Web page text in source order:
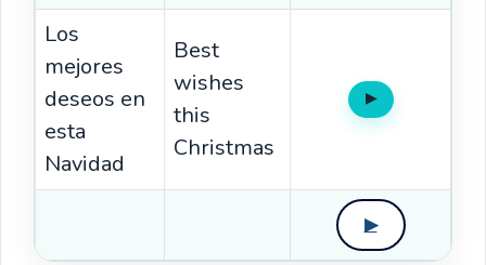
Los
mejores
deseos en
esta
Navidad
Best
wishes
this
Christmas
▶Oír
▶